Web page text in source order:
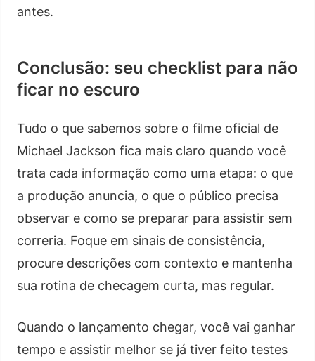
antes.
Conclusão: seu checklist para não
ficar no escuro
Tudo o que sabemos sobre o filme oficial de
Michael Jackson fica mais claro quando você
trata cada informação como uma etapa: o que
a produção anuncia, o que o público precisa
observar e como se preparar para assistir sem
correria. Foque em sinais de consistência,
procure descrições com contexto e mantenha
sua rotina de checagem curta, mas regular.
Quando o lançamento chegar, você vai ganhar
tempo e assistir melhor se já tiver feito testes